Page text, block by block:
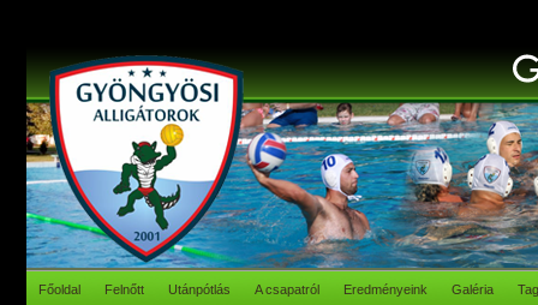
Főoldal Felnőtt Utánpótlás A csapatról Eredményeink Galéria